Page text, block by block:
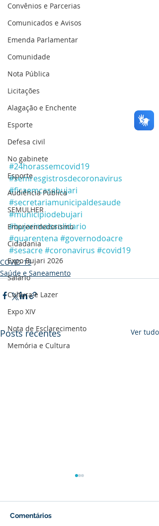
Convênios e Parcerias
Comunicados e Avisos
Emenda Parlamentar
Comunidade
Nota Pública
Licitações
Alagação e Enchente
Esporte
Defesa civil
No gabinete
Esporte
Audiência Pública
SEMULHER
Empreendedorismo
Cidadania
Expo Bujari 2026
Salário
Cultura e Lazer
Expo XIV
Nota de Esclarecimento
Memória e Cultura
#24horassemcovid19
#semresgistrosdecoronavirus
#ficaemcasabujari
#secretariamunicipaldesaude
#municipiodebujari
#bujarimaissolidario
#quarentena #governodoacre
#sesacre#coronavirus #covid19
COVID-19
Saúde e Saneamento
Posts recentes Ver tudo
Comentários